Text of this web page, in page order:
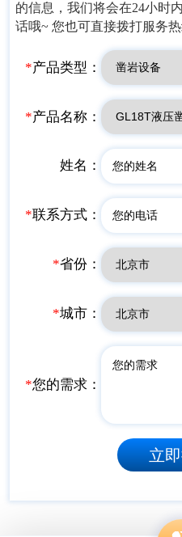
的信息，我们将会在24小时
话哦~ 您也可直接拨打服务
*产品类型：
*产品名称：
姓名：
*联系方式：
*省份：
*城市：
*您的需求：
立